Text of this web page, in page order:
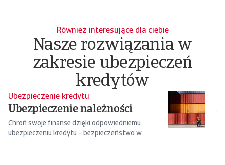
Również interesujące dla ciebie
Nasze rozwiązania w
zakresie ubezpieczeń
kredytów
Ubezpieczenie kredytu
Ubezpieczenie należności
Chroń swoje finanse dzięki odpowiedniemu
ubezpieczeniu kredytu – bezpieczeństwo w